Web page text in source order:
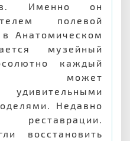
Именно он
полевой
Анатомическом
музейный
каждый
может
Недавно
восстановить